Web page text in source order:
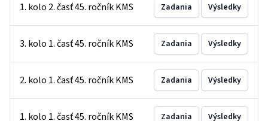
1. kolo 2. časť 45. ročník KMS Zadania Výsledky
3. kolo 1. časť 45. ročník KMS Zadania Výsledky
2. kolo 1. časť 45. ročník KMS Zadania Výsledky
1. kolo 1. časť 45. ročník KMS Zadania Výsledky